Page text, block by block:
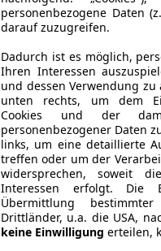
personenbezogene Daten
darauf zuzugreifen.
Dadurch ist es möglich,
Ihren Interessen
und dessen Verwendung
unten rechts, um dem
Cookies und der
personenbezogener Daten
links, um eine detaillierte
treffen oder um der
widersprechen, soweit
Interessen erfolgt. Die
Übermittlung
Drittländer, u.a. die USA,
keine Einwilligung erteilen,